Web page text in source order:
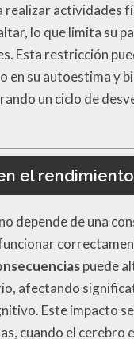
realizar actividades
lo que limita su
Esta restricción
en su autoestima y
un ciclo de
el
depende de una
puede
afectando
Este impacto
cuando el cerebro